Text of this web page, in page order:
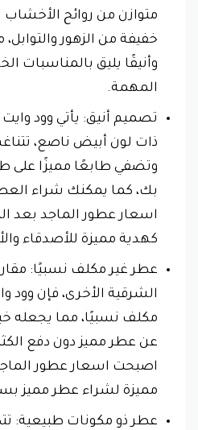
متوازن من روائح
خفيفة من الزهور والتوابل،
وأنيقًا يليق بالمناسبات
المهمة.
تصميم أنيق: يأتي وود
ذات لون أبيض ناصع،
وتضفي طابعًا مميزًا على
بك، كما يمكنك شراء
اسعار عطور الماجد بعد
كهدية مميزة للأصدقاء
عطر غير مكلف نسبيًا:
الشرقية الأخرى، فإن وود
مكلف نسبيًا، مما يجعله
عن عطر مميز دون دفع
اصبحت اسعار عطور
مميزة لشراء عطر مميز
عطر ذو مكونات طبيعية: